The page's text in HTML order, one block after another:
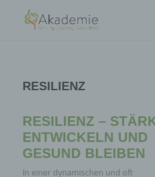
RESILIENZ
RESILIENZ –
ENTWICKELN UND
GESUND BLEIBEN
In einer dynamischen und oft